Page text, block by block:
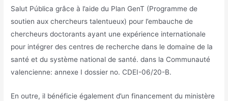
Salut Pública grâce à l’aide du Plan GenT (Programme de
soutien aux chercheurs talentueux) pour l’embauche de
chercheurs doctorants ayant une expérience internationale
pour intégrer des centres de recherche dans le domaine de la
santé et du système national de santé. dans la Communauté
valencienne: annexe I dossier no. CDEI-06/20-B.
En outre, il bénéficie également d’un financement du ministère